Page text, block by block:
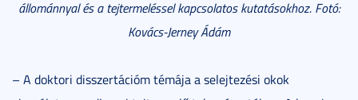
állománnyal és a tejtermeléssel kapcsolatos kutatásokhoz. Fotó:
Kovács-Jerney Ádám
– A doktori disszertációm témája a selejtezési okok